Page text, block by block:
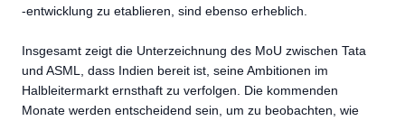
-entwicklung zu etablieren, sind ebenso erheblich.
Insgesamt zeigt die Unterzeichnung des MoU zwischen Tata
und ASML, dass Indien bereit ist, seine Ambitionen im
Halbleitermarkt ernsthaft zu verfolgen. Die kommenden
Monate werden entscheidend sein, um zu beobachten, wie